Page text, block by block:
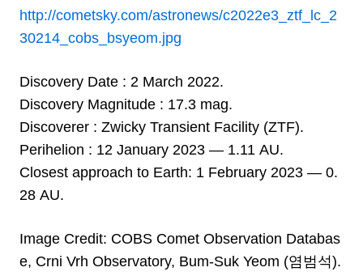
http://cometsky.com/astronews/c2022e3_ztf_lc_2
30214_cobs_bsyeom.jpg
Discovery Date : 2 March 2022.
Discovery Magnitude : 17.3 mag.
Discoverer : Zwicky Transient Facility (ZTF).
Perihelion : 12 January 2023 — 1.11 AU.
Closest approach to Earth: 1 February 2023 — 0.
28 AU.
Image Credit: COBS Comet Observation Databas
e, Crni Vrh Observatory, Bum-Suk Yeom (염범석).